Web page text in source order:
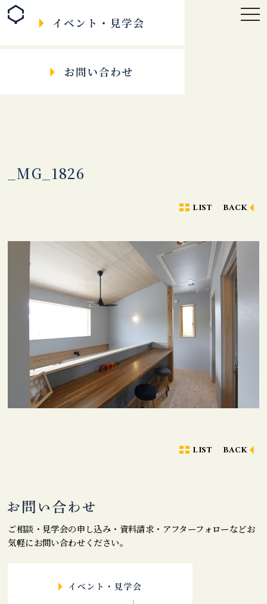
_MG_1826
LIST BACK
LIST BACK
ご相談・見学会の申し込み・資料請求・アフターフォローなどお
気軽にお問い合わせください。